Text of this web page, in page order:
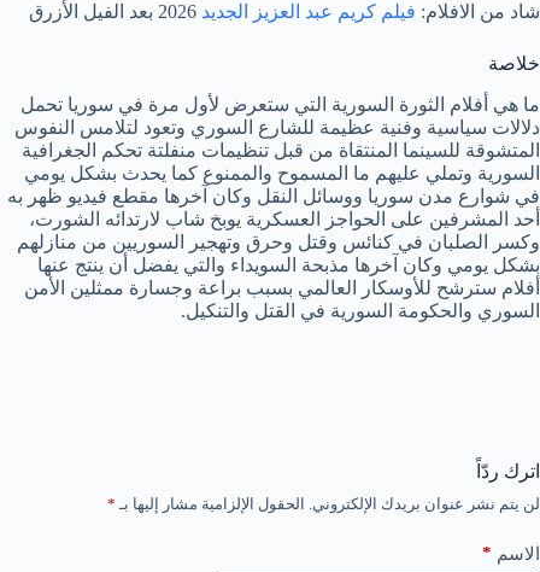
شاد من الافلام: فيلم كريم عبد العزيز الجديد
خلاصة
ما هي أفلام الثورة السورية التي ستعرض لأول مرة في سوريا تحمل
دلالات سياسية وفنية عظيمة للشارع السوري وتعود لتلامس النفوس
المتشوقة للسينما المنتقاة من قبل تنظيمات منفلتة تحكم الجغرافية
السورية وتملي عليهم ما المسموح والممنوع كما يحدث بشكل يومي
في شوارع مدن سوريا ووسائل النقل وكان آخرها مقطع فيديو ظهر به
أحد المشرفين على الحواجز العسكرية يوبخ شاب لارتدائه الشورت،
وكسر الصلبان في كنائس وقتل وحرق وتهجير السوريين من منازلهم
بشكل يومي وكان آخرها مذبحة السويداء والتي يفضل أن ينتج عنها
أفلام سترشح للأوسكار العالمي بسبب براعة وجسارة ممثلين الأمن
السوري والحكومة السورية في القتل والتنكيل.
اترك ردّاً
لن يتم نشر عنوان بريدك الإلكتروني. الحقول الإلزامية مشار إليها بـ *
الاسم *